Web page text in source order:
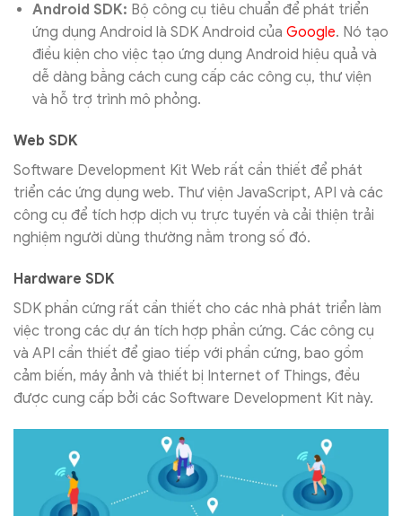
Android SDK: Bộ công cụ tiêu chuẩn để phát triển
ứng dụng Android là SDK Android của Google. Nó tạo
điều kiện cho việc tạo ứng dụng Android hiệu quả và
dễ dàng bằng cách cung cấp các công cụ, thư viện
và hỗ trợ trình mô phỏng.
Web SDK
Software Development Kit Web rất cần thiết để phát
triển các ứng dụng web. Thư viện JavaScript, API và các
công cụ để tích hợp dịch vụ trực tuyến và cải thiện trải
nghiệm người dùng thường nằm trong số đó.
Hardware SDK
SDK phần cứng rất cần thiết cho các nhà phát triển làm
việc trong các dự án tích hợp phần cứng. Các công cụ
và API cần thiết để giao tiếp với phần cứng, bao gồm
cảm biến, máy ảnh và thiết bị Internet of Things, đều
được cung cấp bởi các Software Development Kit này.